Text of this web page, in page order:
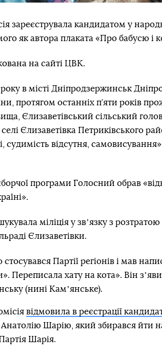
зареєструвала кандидатом у
як автора плаката «Про бабусю і
на сайті ЦВК.
в місті Дніпродзержинськ
протягом останніх п’яти років
Єлизаветівський сільський
Єлизаветівка Петриківського
судимість відсутня,
програми Голосний обрав
міліція у звʼязку з
Єлизаветівки.
Партії регіонів і мав
Переписала хату на кота». Він
(нині Камʼянське).
відмовила в реєстрації
Анатолію Шарію, який збирався йти
Шарія.